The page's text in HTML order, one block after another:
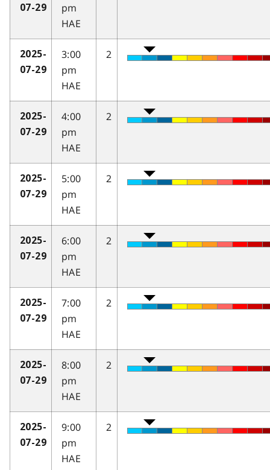
07-29
pm
HAE
2025-
07-29
3:00
pm
HAE
2
2025-
07-29
4:00
pm
HAE
2
2025-
07-29
5:00
pm
HAE
2
2025-
07-29
6:00
pm
HAE
2
2025-
07-29
7:00
pm
HAE
2
2025-
07-29
8:00
pm
HAE
2
2025-
07-29
9:00
pm
HAE
2